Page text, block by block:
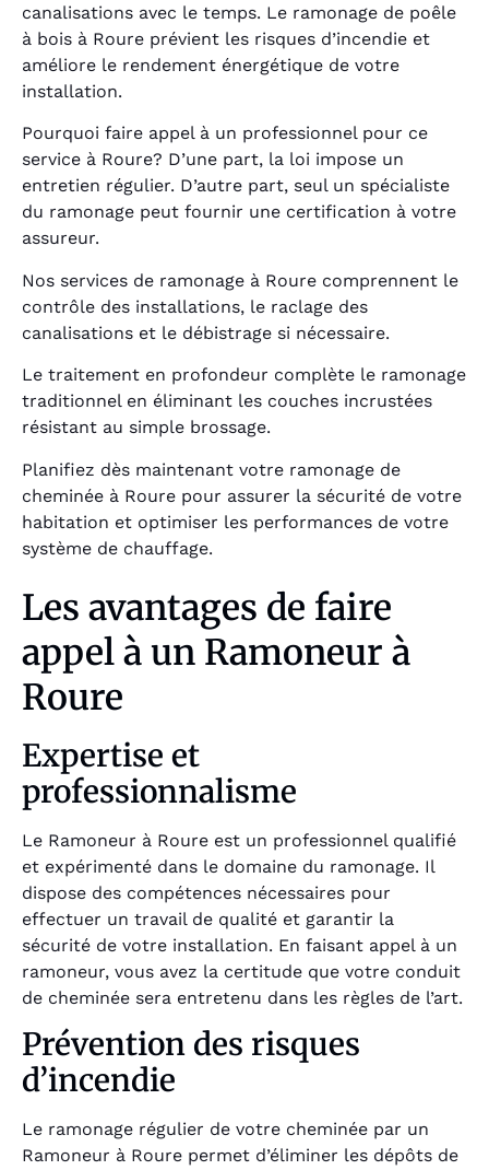
canalisations avec le temps. Le ramonage de poêle
à bois à Roure prévient les risques d’incendie et
améliore le rendement énergétique de votre
installation.
Pourquoi faire appel à un professionnel pour ce
service à Roure? D’une part, la loi impose un
entretien régulier. D’autre part, seul un spécialiste
du ramonage peut fournir une certification à votre
assureur.
Nos services de ramonage à Roure comprennent le
contrôle des installations, le raclage des
canalisations et le débistrage si nécessaire.
Le traitement en profondeur complète le ramonage
traditionnel en éliminant les couches incrustées
résistant au simple brossage.
Planifiez dès maintenant votre ramonage de
cheminée à Roure pour assurer la sécurité de votre
habitation et optimiser les performances de votre
système de chauffage.
Les avantages de faire
appel à un Ramoneur à
Roure
Expertise et
professionnalisme
Le Ramoneur à Roure est un professionnel qualifié
et expérimenté dans le domaine du ramonage. Il
dispose des compétences nécessaires pour
effectuer un travail de qualité et garantir la
sécurité de votre installation. En faisant appel à un
ramoneur, vous avez la certitude que votre conduit
de cheminée sera entretenu dans les règles de l’art.
Prévention des risques
d’incendie
Le ramonage régulier de votre cheminée par un
Ramoneur à Roure permet d’éliminer les dépôts de